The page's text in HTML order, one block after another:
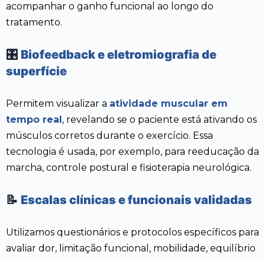
acompanhar o ganho funcional ao longo do
tratamento.
🎛️ Biofeedback e eletromiografia de
superfície
Permitem visualizar a atividade muscular em
tempo real, revelando se o paciente está ativando os
músculos corretos durante o exercício. Essa
tecnologia é usada, por exemplo, para reeducação da
marcha, controle postural e fisioterapia neurológica.
📝 Escalas clínicas e funcionais validadas
Utilizamos questionários e protocolos específicos para
avaliar dor, limitação funcional, mobilidade, equilíbrio